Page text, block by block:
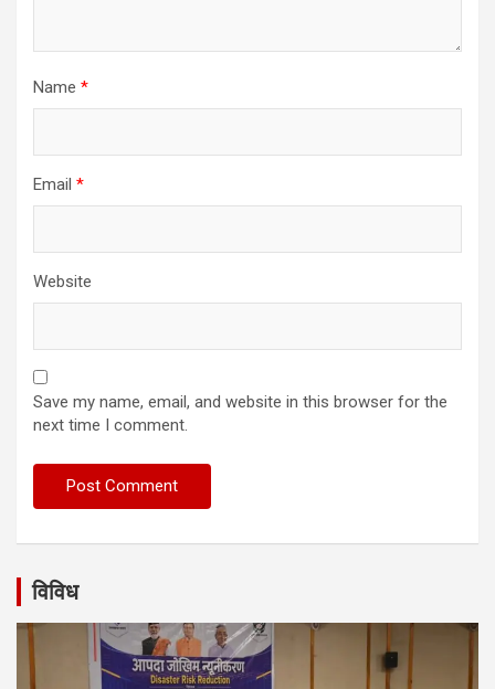
Name *
Email *
Website
Save my name, email, and website in this browser for the
next time I comment.
विविध